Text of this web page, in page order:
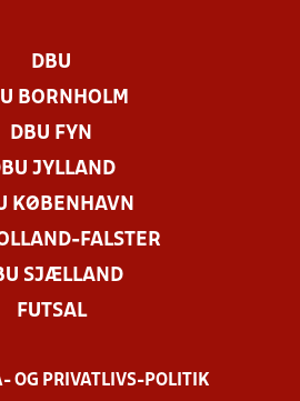
DBU
BORNHOLM
DBU FYN
JYLLAND
KØBENHAVN
FALSTER
SJÆLLAND
FUTSAL
OG PRIVATLIVS-POLITIK